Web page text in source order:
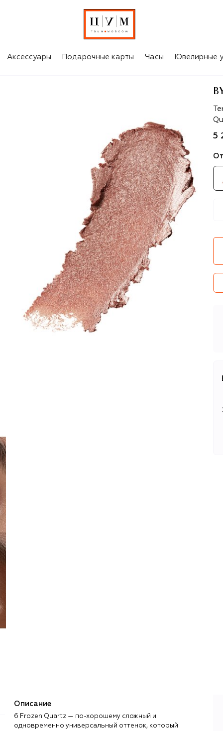
Аксессуары Подарочные карты Часы Ювелирные
5
Описание
6 Frozen Quartz — по-хорошему сложный и
одновременно универсальный оттенок, который